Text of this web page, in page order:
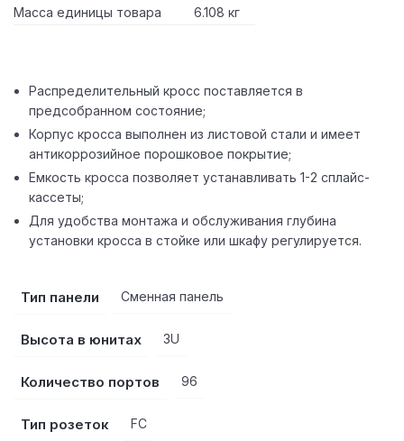
Масса единицы товара 6.108 кг
Распределительный кросс поставляется в
предсобранном состояние;
Корпус кросса выполнен из листовой стали и имеет
антикоррозийное порошковое покрытие;
Емкость кросса позволяет устанавливать 1-2 сплайс-
кассеты;
Для удобства монтажа и обслуживания глубина
установки кросса в стойке или шкафу регулируется.
Тип панели Сменная панель
Высота в юнитах 3U
Количество портов 96
Тип розеток FC